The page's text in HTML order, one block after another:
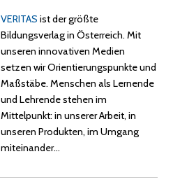
VERITAS ist der größte
Bildungsverlag in Österreich. Mit
unseren innovativen Medien
setzen wir Orientierungspunkte und
Maßstäbe. Menschen als Lernende
und Lehrende stehen im
Mittelpunkt: in unserer Arbeit, in
unseren Produkten, im Umgang
miteinander…